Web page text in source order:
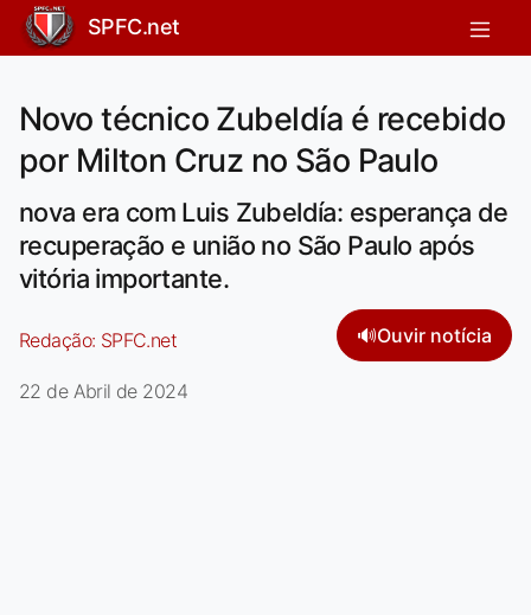
SPFC.net
Novo técnico Zubeldía é recebido
por Milton Cruz no São Paulo
nova era com Luis Zubeldía: esperança de
recuperação e união no São Paulo após
vitória importante.
Redação: SPFC.net 🔊Ouvir notícia
22 de Abril de 2024